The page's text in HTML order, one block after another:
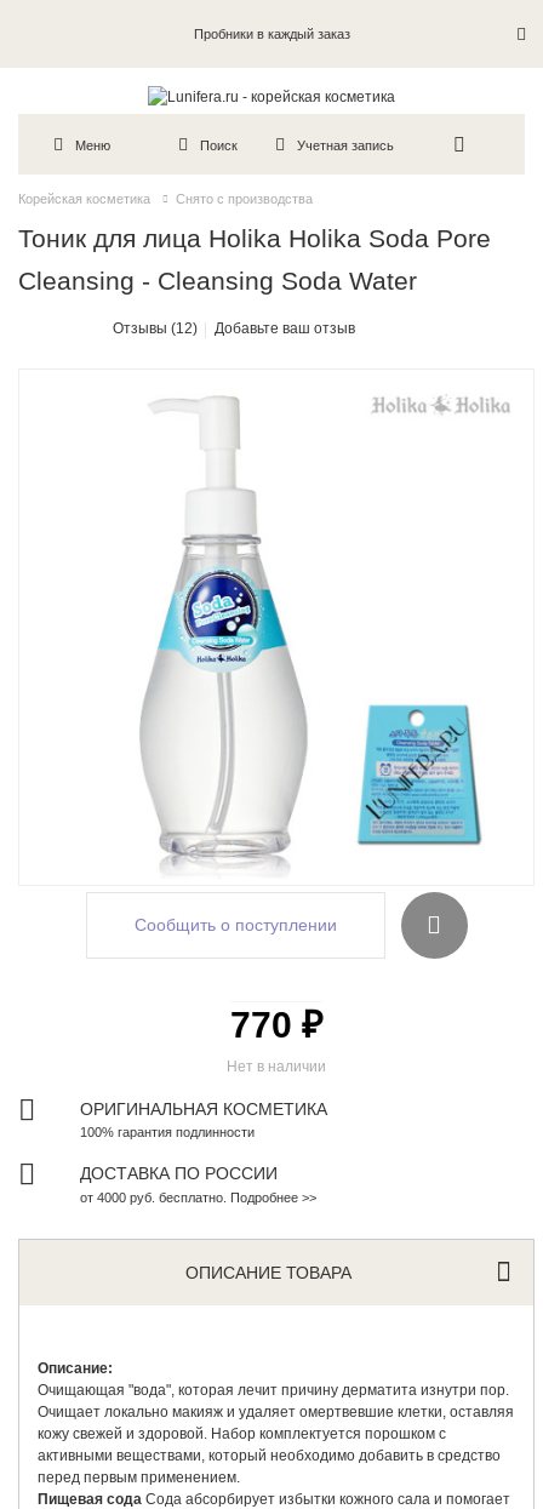
Пробники в каждый заказ
Меню Поиск Учетная запись
Корейская косметика Снято с производства
Тоник для лица Holika Holika Soda Pore
Cleansing - Cleansing Soda Water
Отзывы (12) Добавьте ваш отзыв
Сообщить о поступлении
Нет в наличии
770 ₽
ОРИГИНАЛЬНАЯ КОСМЕТИКА
100% гарантия подлинности
ДОСТАВКА ПО РОССИИ
от 4000 руб. бесплатно. Подробнее >>
ОПИСАНИЕ ТОВАРА
Описание:
Очищающая "вода", которая лечит причину дерматита изнутри пор.
Очищает локально макияж и удаляет омертвевшие клетки, оставляя
кожу свежей и здоровой. Набор комплектуется порошком с
активными веществами, который необходимо добавить в средство
перед первым применением.
Пищевая сода Сода абсорбирует избытки кожного сала и помогает